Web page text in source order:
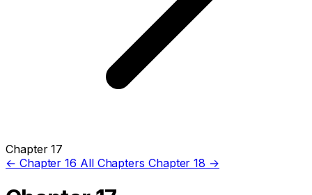
Chapter 17
← Chapter 16 All Chapters Chapter 18 →